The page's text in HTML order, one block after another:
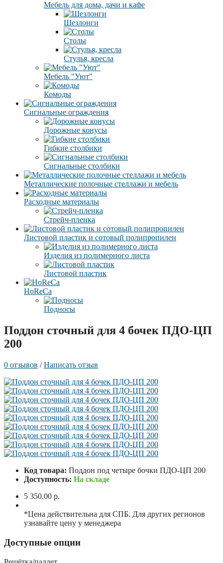
Мебель для дома, дачи и кафе
Шезлонги
Столы
Стулья, кресла
Мебель "Уют"
Комоды
Сигнальные ограждения
Дорожные конусы
Гибкие столбики
Сигнальные столбики
Металлические полочные стеллажи и мебель
Расходные материалы
Стрейч-пленка
Листовой пластик и сотовый полипропилен
Изделия из полимерного листа
Листовой пластик
HoReCa
Подносы
Поддон сточный для 4 бочек ПДО-ЦП
200
0 отзывов /Написать отзыв
Код товара: Поддон под четыре бочки ПДО-ЦП 200
Доступность: На складе
5 350.00 р.
*Цена действительна для СПБ. Для других регионов
узнавайте цену у менеджера
Доступные опции